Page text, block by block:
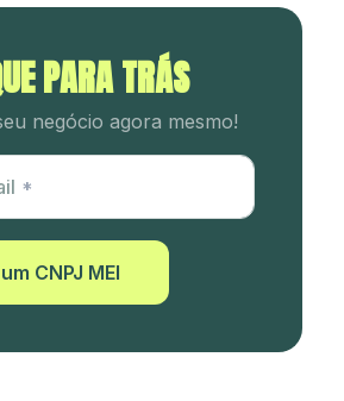
PARA TRÁS
negócio agora mesmo!
CNPJ MEI